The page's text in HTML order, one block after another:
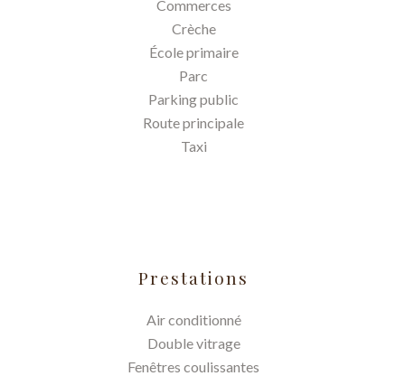
Commerces
Crèche
École primaire
Parc
Parking public
Route principale
Taxi
Prestations
Air conditionné
Double vitrage
Fenêtres coulissantes